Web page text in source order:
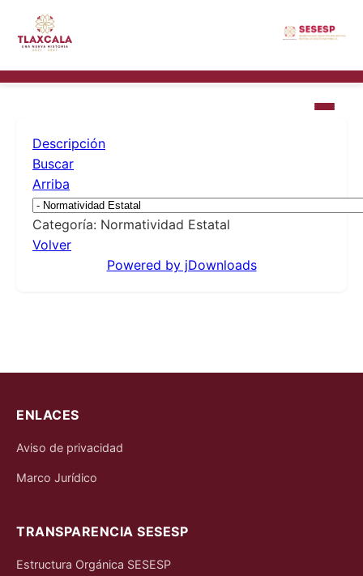
Descripción
Buscar
Arriba
Categoría: Normatividad Estatal
Volver
Powered by jDownloads
ENLACES
Aviso de privacidad
Marco Jurídico
TRANSPARENCIA SESESP
Estructura Orgánica SESESP